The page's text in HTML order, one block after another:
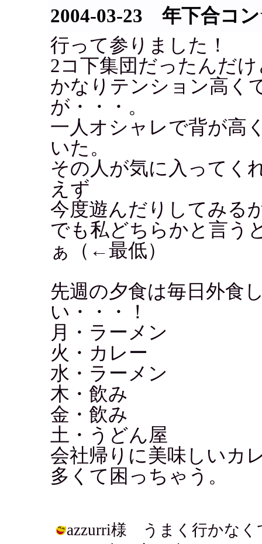
2004-03-23 年下合コ
行って参りました！
2コ下集団だったんだ
かなりテンション高く
が・・・。
一人オシャレで背が高
いた。
その人が気に入ってく
えず
今度遊んだりしてみる
でも私どちらかと言う
ぁ（←最低）
先週の夕食は毎日外食
い・・・！
月・ラーメン
火・カレー
水・ラーメン
木・飲み
金・飲み
土・うどん屋
会社帰りに美味しいカ
多くて困っちゃう。
azzurri様 うまく行かなく